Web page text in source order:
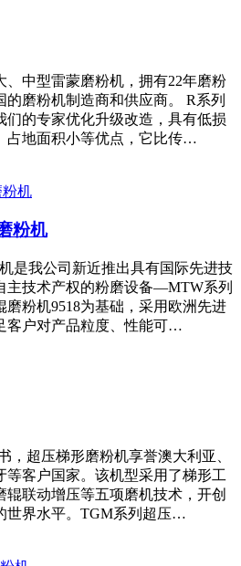
、中型雷蒙磨粉机，拥有22年磨粉
的磨粉机制造商和供应商。 R系列
们的专家优化升级改造，具有低损
占地面积小等优点，它比传…
粉机
是我公司新近推出具有国际先进技
主技术产权的粉磨设备—MTW系列
磨粉机9518为基础，采用欧洲先进
客户对产品粒度、性能可…
，超压梯形磨粉机享誉澳大利亚、
等客户国家。该机型采用了梯形工
辊联动增压等五项磨机技术，开创
世界水平。TGM系列超压…